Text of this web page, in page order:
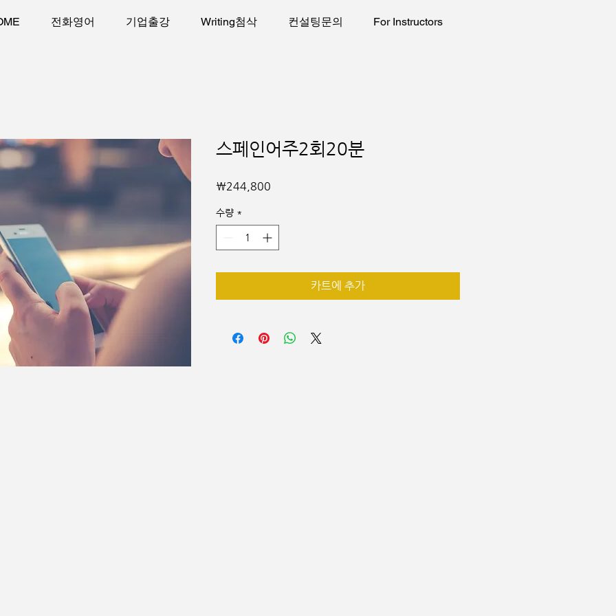
전화영어 기업출강 Writing첨삭 컨설팅문의 For Instructors
스페인어주2회20분
₩244,800
수량 *
카트에 추가